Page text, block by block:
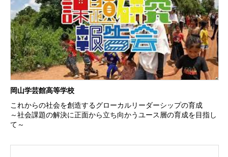
岡山学芸館高等学校
これからの社会を創造するグローカルリーダーシップの育成
～社会課題の解決に正面から立ち向かうユース層の育成を目指し
て～